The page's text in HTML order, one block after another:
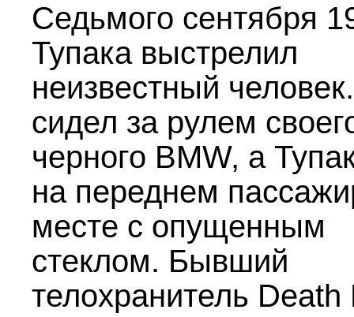
Седьмого сентября
Тупака выстрелил
неизвестный
сидел за рулем
черного BMW, а
на переднем
месте с опущенным
стеклом. Бывший
телохранитель Death